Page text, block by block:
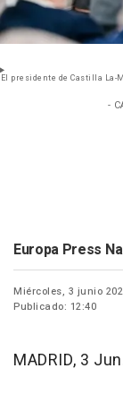
El presidente de Castilla La-
-
Europa Press
Miércoles, 3 junio
Publicado: 12:40
MADRID, 3